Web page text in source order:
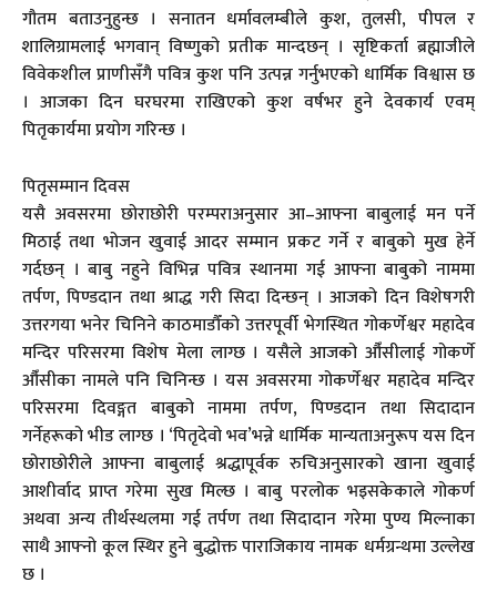
गौतम बताउनुहुन्छ । सनातन धर्मावलम्बीले कुश, तुलसी, पीपल र
शालिग्रामलाई भगवान् विष्णुको प्रतीक मान्दछन् । सृष्टिकर्ता ब्रह्माजीले
विवेकशील प्राणीसँगै पवित्र कुश पनि उत्पन्न गर्नुभएको धार्मिक विश्वास छ
। आजका दिन घरघरमा राखिएको कुश वर्षभर हुने देवकार्य एवम्
पितृकार्यमा प्रयोग गरिन्छ ।
पितृसम्मान दिवस
यसै अवसरमा छोराछोरी परम्पराअनुसार आ–आफ्ना बाबुलाई मन पर्ने
मिठाई तथा भोजन खुवाई आदर सम्मान प्रकट गर्ने र बाबुको मुख हेर्ने
गर्दछन् । बाबु नहुने विभिन्न पवित्र स्थानमा गई आफ्ना बाबुको नाममा
तर्पण, पिण्डदान तथा श्राद्ध गरी सिदा दिन्छन् । आजको दिन विशेषगरी
उत्तरगया भनेर चिनिने काठमाडौँको उत्तरपूर्वी भेगस्थित गोकर्णेश्वर महादेव
मन्दिर परिसरमा विशेष मेला लाग्छ । यसैले आजको औँसीलाई गोकर्णे
औँसीका नामले पनि चिनिन्छ । यस अवसरमा गोकर्णेश्वर महादेव मन्दिर
परिसरमा दिवङ्गत बाबुको नाममा तर्पण, पिण्डदान तथा सिदादान
गर्नेहरूको भीड लाग्छ । ‘पितृदेवो भव’भन्ने धार्मिक मान्यताअनुरूप यस दिन
छोराछोरीले आफ्ना बाबुलाई श्रद्धापूर्वक रुचिअनुसारको खाना खुवाई
आशीर्वाद प्राप्त गरेमा सुख मिल्छ । बाबु परलोक भइसकेकाले गोकर्ण
अथवा अन्य तीर्थस्थलमा गई तर्पण तथा सिदादान गरेमा पुण्य मिल्नाका
साथै आफ्नो कूल स्थिर हुने बुद्धोक्त पाराजिकाय नामक धर्मग्रन्थमा उल्लेख
छ ।